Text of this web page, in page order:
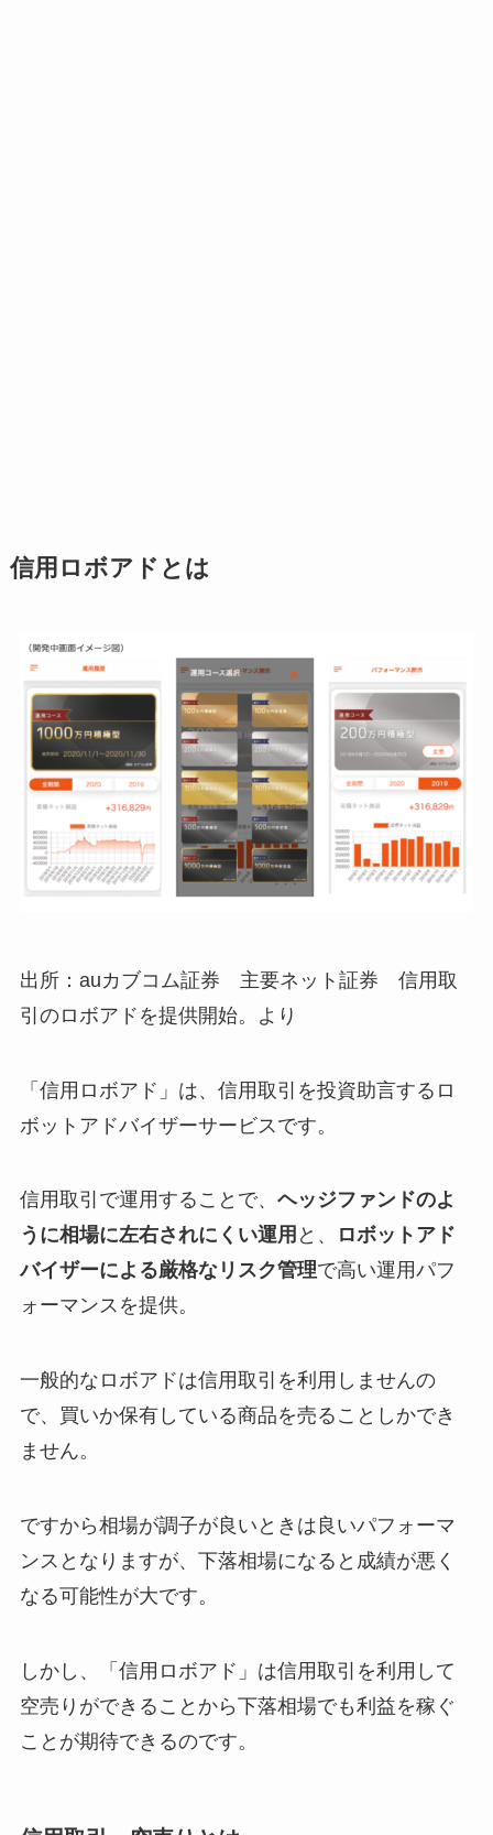
信用ロボアドとは
出所：auカブコム証券 主要ネット証券 信用取
引のロボアドを提供開始。より
「信用ロボアド」は、信用取引を投資助言するロ
ボットアドバイザーサービスです。
信用取引で運用することで、 ヘッジファンドのよ
うに相場に左右されにくい運用 と、
ロボットアド
バイザーによる厳格なリスク管理で高い運用パフ
ォーマンスを提供。
一般的なロボアドは信用取引を利用しませんの
で、買いか保有している商品を売ることしかでき
ません。
ですから相場が調子が良いときは良いパフォーマ
ンスとなりますが、下落相場になると成績が悪く
なる可能性が大です。
しかし、「信用ロボアド」は信用取引を利用して
空売りができることから下落相場でも利益を稼ぐ
ことが期待できるのです。